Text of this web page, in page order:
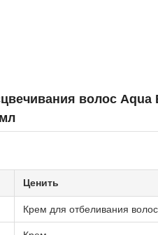
волос
Ценить
Крем для отбеливания волос